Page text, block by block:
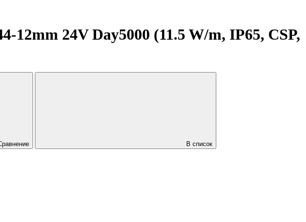
12mm 24V Day5000 (11.5 W/m, IP65, CSP,
В список